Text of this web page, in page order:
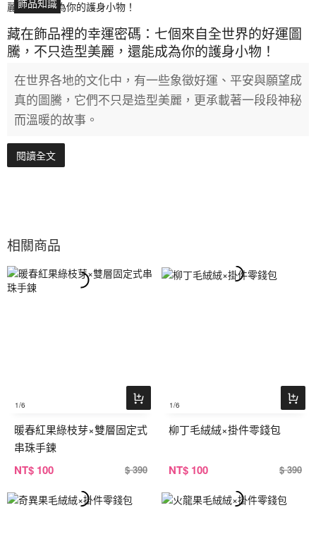
藏在飾品裡的幸運密碼：七個來自全世界的好運圖
騰，不只造型美麗，還能成為你的護身小物！
在世界各地的文化中，有一些象徵好運、平安與願望成
真的圖騰，它們不只是造型美麗，更承載著一段段神秘
而溫暖的故事。
閱讀全文
相關商品
1/6
暖春紅果綠枝芽×雙層固定式
串珠手鍊
NT$ 100 $ 390
1/6
柳丁毛絨絨×掛件零錢包
NT$ 100 $ 390